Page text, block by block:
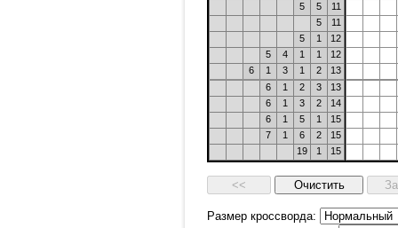
5
5
11
5
11
5
1
12
5
4 1 1
12
6
1 3 1 2
13
6
1 2 3
13
6
1 3 2
14
6
1 5 1
15
7
1 6 2
15
19
1 15
Размер кроссворда: